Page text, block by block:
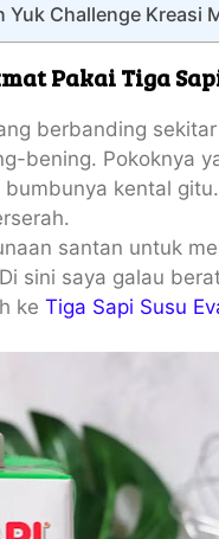
Challenge Kreasi
Pakai Tiga
berbanding
bening. Pokoknya
kental
santan untuk
sini saya galau
ke Tiga Sapi Susu